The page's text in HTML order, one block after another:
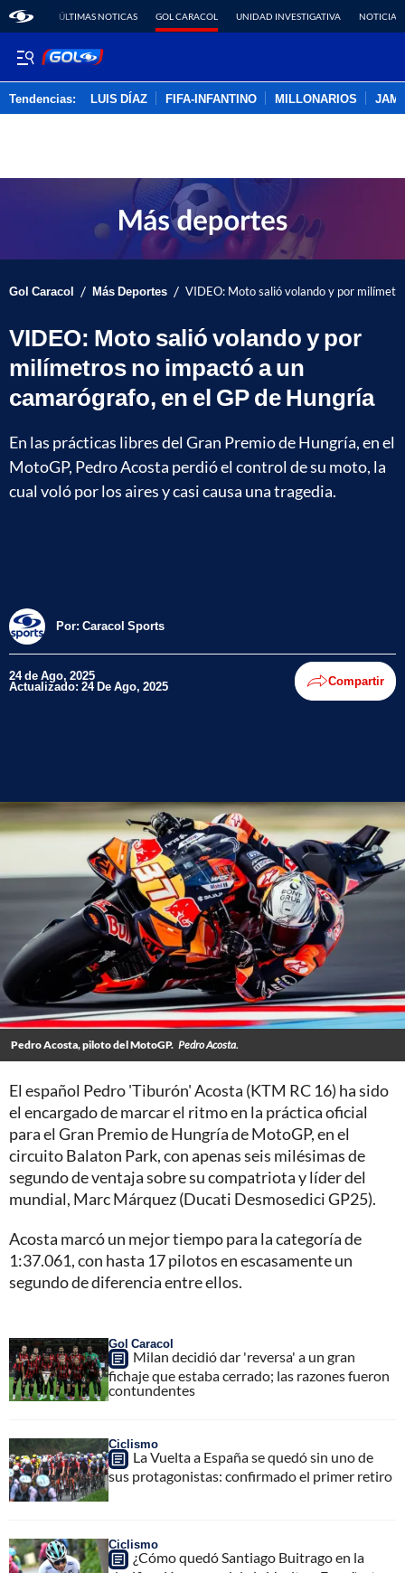
ÚLTIMAS NOTICAS GOL CARACOL UNIDAD INVESTIGATIVA NOTICIAS
Tendencias: LUIS DÍAZ FIFA-INFANTINO MILLONARIOS
Gol Caracol / Más Deportes / VIDEO: Moto salió volando y por
VIDEO: Moto salió volando y por
milímetros no impactó a un
camarógrafo, en el GP de Hungría
En las prácticas libres del Gran Premio de Hungría, en el
MotoGP, Pedro Acosta perdió el control de su moto, la
cual voló por los aires y casi causa una tragedia.
Por: Caracol Sports
24 de Ago, 2025
Actualizado: 24 De Ago, 2025 Compartir
Pedro Acosta, piloto del MotoGP. Pedro Acosta.
El español Pedro 'Tiburón' Acosta (KTM RC 16) ha sido
el encargado de marcar el ritmo en la práctica oficial
para el Gran Premio de Hungría de MotoGP, en el
circuito Balaton Park, con apenas seis milésimas de
segundo de ventaja sobre su compatriota y líder del
mundial, Marc Márquez (Ducati Desmosedici GP25).
Acosta marcó un mejor tiempo para la categoría de
1:37.061, con hasta 17 pilotos en escasamente un
segundo de diferencia entre ellos.
Gol Caracol
Milan decidió dar 'reversa' a un gran
fichaje que estaba cerrado; las razones fueron
contundentes
Ciclismo
La Vuelta a España se quedó sin uno de
sus protagonistas: confirmado el primer retiro
Ciclismo
¿Cómo quedó Santiago Buitrago en la